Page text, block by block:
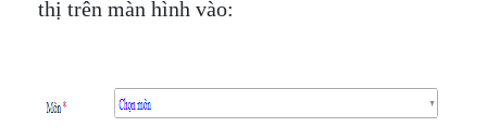
thị trên màn hình vào: